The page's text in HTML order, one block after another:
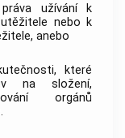
užívání k
nebo k
, anebo
které
na složení,
orgánů
.